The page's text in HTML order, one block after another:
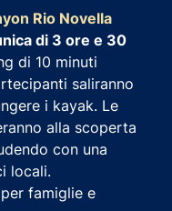
Rio Novella
di 3 ore e 30
di 10 minuti
saliranno
i kayak. Le
alla scoperta
con una
locali.
famiglie e